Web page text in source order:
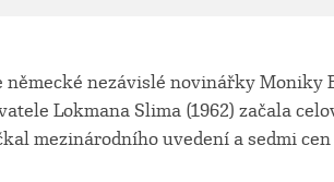
německé nezávislé novinářky Moniky
Lokmana Slima (1962) začala
mezinárodního uvedení a sedmi